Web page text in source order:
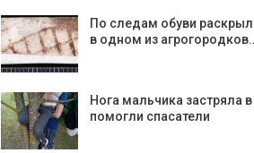
По следам обуви
в одном из
Нога мальчика застряла
помогли спасатели